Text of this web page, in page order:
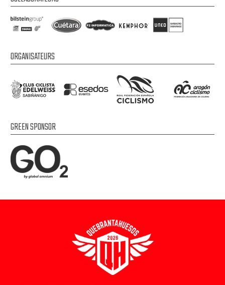
ORGANISATEURS
GREEN SPONSOR